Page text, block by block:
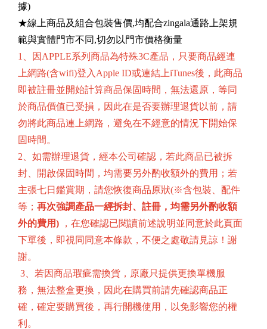
據)
★線上商品及組合包裝售價,均配合zingala通路上架規
範與實體門市不同,切勿以門市價格衡量
1、因APPLE系列商品為特殊3C產品，只要商品經連
上網路(含wifi)登入Apple ID或連結上iTunes後，此商品
即被註冊並開始計算商品保固時間，無法還原，等同
於商品價值已受損，因此在是否要辦理退貨以前，請
勿將此商品連上網路，避免在不經意的情況下開始保
固時間。
2、如需辦理退貨，經本公司確認，若此商品已被拆
封、開啟保固時間，均需要另外酌收額外的費用；若
主張七日鑑賞期，請您恢復商品原狀(※含包裝、配件
等； 再次強調產品一經拆封、註冊，均需另外酌收額
外的費用)
，在您確認已閱讀前述說明並同意於此頁面
下單後，即視同同意本條款，不便之處敬請見諒！謝
謝。
3、若因商品瑕疵需換貨，原廠只提供更換單機服
務，無法整盒更換，因此在購買前請先確認商品正
確，確定要購買後，再行開機使用，以免影響您的權
利。